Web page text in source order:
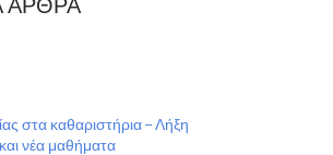
στα καθαριστήρια – Λήξη
νέα μαθήματα